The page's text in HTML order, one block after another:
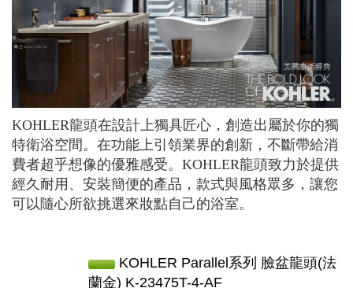
KOHLER龍頭在設計上獨具匠心，創造出屬於你的獨
特衛浴空間。在功能上引領業界的創新，不斷帶給消
費者超乎想像的優雅感受。KOHLER龍頭致力於提供
經久耐用、安裝簡便的產品，款式與風格眾多，讓您
可以隨心所欲挑選來妝點自己的浴室。
KOHLER Parallel系列 臉盆龍頭(法
蘭金) K-23475T-4-AF